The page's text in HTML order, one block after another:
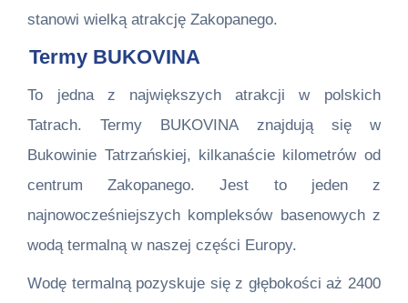
stanowi wielką atrakcję Zakopanego.
Termy BUKOVINA
To jedna z największych atrakcji w polskich
Tatrach. Termy BUKOVINA znajdują się w
Bukowinie Tatrzańskiej, kilkanaście kilometrów od
centrum Zakopanego. Jest to jeden z
najnowocześniejszych kompleksów basenowych z
wodą termalną w naszej części Europy.
Wodę termalną pozyskuje się z głębokości aż 2400